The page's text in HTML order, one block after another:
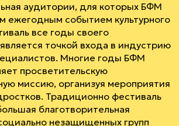
аудитории, для которых БФМ
ежегодным событием культурного
все годы своего
точкой входа в индустрию
Многие годы БФМ
просветительскую
миссию, организуя мероприятия
Традиционно фестиваль
благотворительная
незащищенных групп